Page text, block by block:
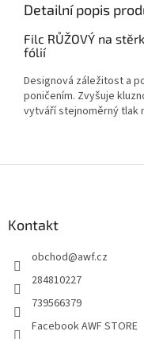
Detailní popis
Filc RŮŽOVÝ na
fólií
Designová záležitost a
poničením. Zvyšuje
vytváří stejnoměrný tlak
Kontakt
obchod@awf.cz
284810227
739566379
Facebook AWF STORE